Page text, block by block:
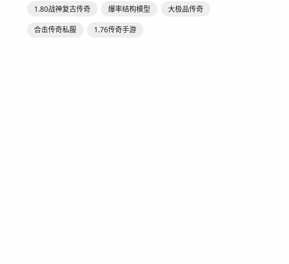
1.80战神复古传奇 爆率结构模型 大极品传奇
合击传奇私服 1.76传奇手游